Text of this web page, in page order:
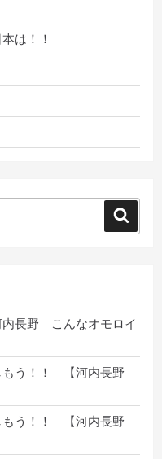
は！！
索
内長野 こんなオモロイ
もう！！ 【河内長野
もう！！ 【河内長野